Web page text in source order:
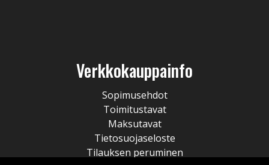
Verkkokauppainfo
Sopimusehdot
Toimitustavat
Maksutavat
Tietosuojaseloste
Tilauksen peruminen